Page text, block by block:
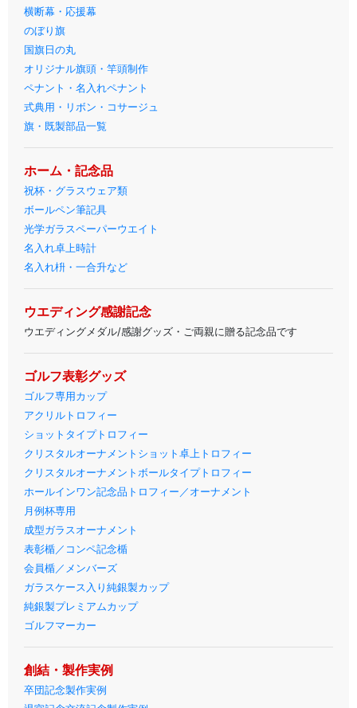
横断幕・応援幕
のぼり旗
国旗日の丸
オリジナル旗頭・竿頭制作
ペナント・名入れペナント
式典用・リボン・コサージュ
旗・既製部品一覧
ホーム・記念品
祝杯・グラスウェア類
ボールペン筆記具
光学ガラスペーパーウエイト
名入れ卓上時計
名入れ枡・一合升など
ウエディング感謝記念
ウエディングメダル/感謝グッズ・ご両親に贈る記念品です
ゴルフ表彰グッズ
ゴルフ専用カップ
アクリルトロフィー
ショットタイプトロフィー
クリスタルオーナメントショット卓上トロフィー
クリスタルオーナメントボールタイプトロフィー
ホールインワン記念品トロフィー／オーナメント
月例杯専用
成型ガラスオーナメント
表彰楯／コンペ記念楯
会員楯／メンバーズ
ガラスケース入り純銀製カップ
純銀製プレミアムカップ
ゴルフマーカー
創結・製作実例
卒団記念製作実例